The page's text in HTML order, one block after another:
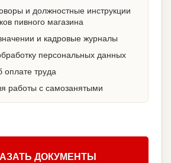
и должностные инструкции
пивного магазина
и кадровые журналы
персональных данных
оплате труда
работы с самозанятыми
ДОКУМЕНТЫ